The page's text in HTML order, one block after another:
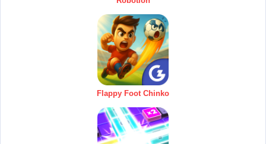
Flappy Foot Chinko